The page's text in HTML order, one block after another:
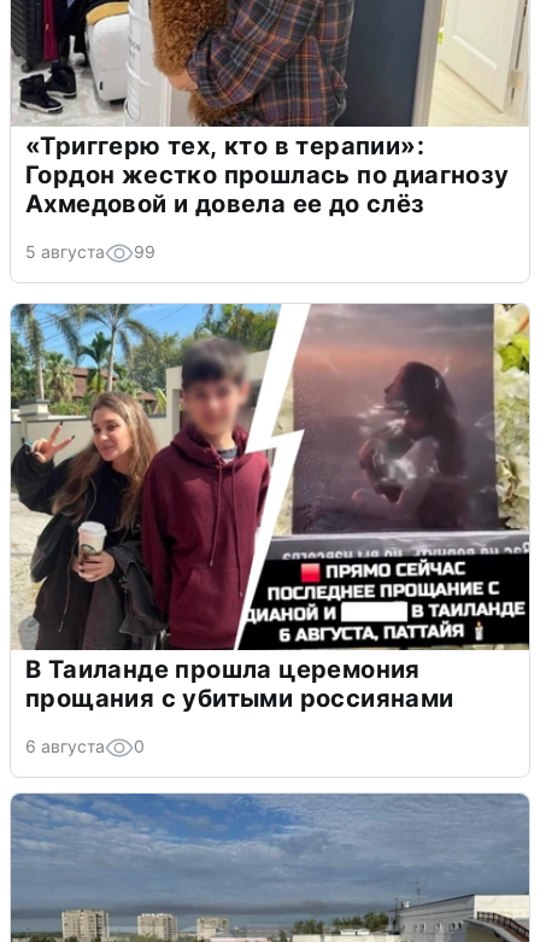
«Триггерю тех, кто в терапии»:
Гордон жестко прошлась по диагнозу
Ахмедовой и довела ее до слёз
5 августа 99
В Таиланде прошла церемония
прощания с убитыми россиянами
6 августа 0